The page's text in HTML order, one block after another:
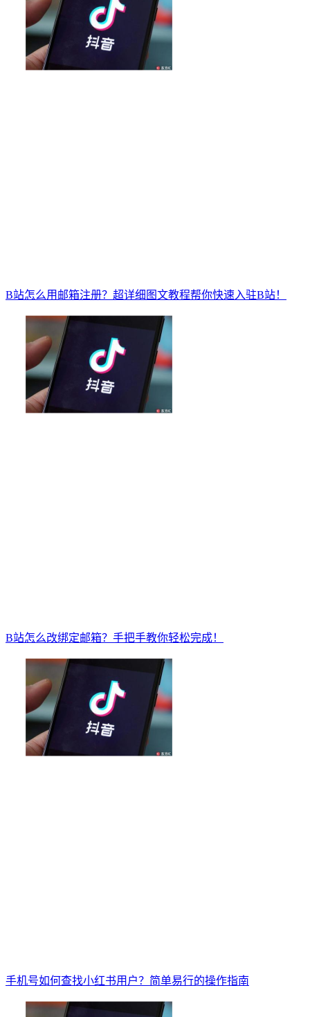
B站怎么用邮箱注册？超详细图文教程帮你快速入驻B站！
B站怎么改绑定邮箱？手把手教你轻松完成！
手机号如何查找小红书用户？简单易行的操作指南